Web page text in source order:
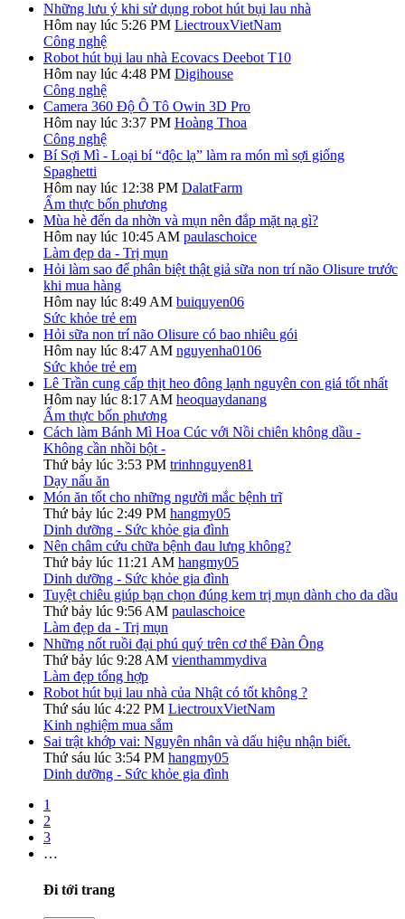
Những lưu ý khi sử dụng robot hút bụi lau nhà
Hôm nay lúc 5:26 PM LiectrouxVietNam
Công nghệ
Robot hút bụi lau nhà Ecovacs Deebot T10
Hôm nay lúc 4:48 PM Digihouse
Công nghệ
Camera 360 Độ Ô Tô Owin 3D Pro
Hôm nay lúc 3:37 PM Hoàng Thoa
Công nghệ
Bí Sợi Mì - Loại bí “độc lạ” làm ra món mì sợi giống
Spaghetti
Hôm nay lúc 12:38 PM DalatFarm
Ẩm thực bốn phương
Mùa hè đến da nhờn và mụn nên đắp mặt nạ gì?
Hôm nay lúc 10:45 AM paulaschoice
Làm đẹp da - Trị mụn
Hỏi làm sao để phân biệt thật giả sữa non trí não Olisure trước
khi mua hàng
Hôm nay lúc 8:49 AM buiquyen06
Sức khỏe trẻ em
Hỏi sữa non trí não Olisure có bao nhiêu gói
Hôm nay lúc 8:47 AM nguyenha0106
Sức khỏe trẻ em
Lê Trần cung cấp thịt heo đông lạnh nguyên con giá tốt nhất
Hôm nay lúc 8:17 AM heoquaydanang
Ẩm thực bốn phương
Cách làm Bánh Mì Hoa Cúc với Nồi chiên không dầu -
Không cần nhồi bột -
Thứ bảy lúc 3:53 PM trinhnguyen81
Dạy nấu ăn
Món ăn tốt cho những người mắc bệnh trĩ
Thứ bảy lúc 2:49 PM hangmy05
Dinh dưỡng - Sức khỏe gia đình
Nên châm cứu chữa bệnh đau lưng không?
Thứ bảy lúc 11:21 AM hangmy05
Dinh dưỡng - Sức khỏe gia đình
Tuyệt chiêu giúp bạn chọn đúng kem trị mụn dành cho da dầu
Thứ bảy lúc 9:56 AM paulaschoice
Làm đẹp da - Trị mụn
Những nốt ruồi đại phú quý trên cơ thể Đàn Ông
Thứ bảy lúc 9:28 AM vienthammydiva
Làm đẹp tổng hợp
Robot hút bụi lau nhà của Nhật có tốt không ?
Thứ sáu lúc 4:22 PM LiectrouxVietNam
Kinh nghiệm mua sắm
Sai trật khớp vai: Nguyên nhân và dấu hiệu nhận biết.
Thứ sáu lúc 3:54 PM hangmy05
Dinh dưỡng - Sức khỏe gia đình
1
2
3
…
Đi tới trang